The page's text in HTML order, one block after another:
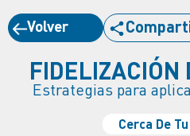
Volver
FIDELIZACIÓN
Estrategias para
Cerca De